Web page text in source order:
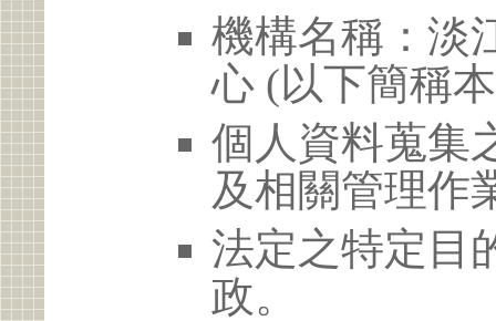
機構名稱：淡
心 (以下簡稱
個人資料蒐集
及相關管理作
法定之特定目
政。